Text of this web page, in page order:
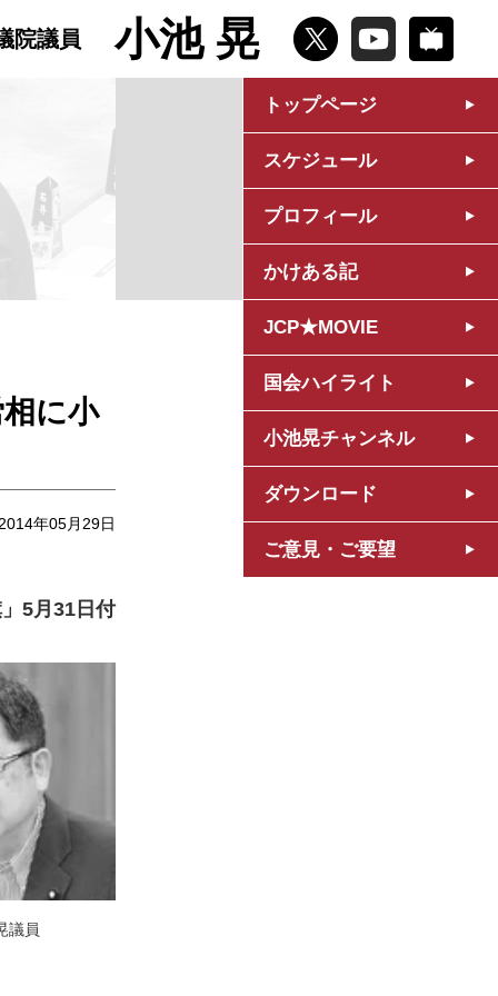
院議員 小池 晃
トップページ
スケジュール
プロフィール
かけある記
JCP★MOVIE
国会ハイライト
小池晃チャンネル
ダウンロード
ご意見・ご要望
に小
2014年05月29日
」5月31日付
議員